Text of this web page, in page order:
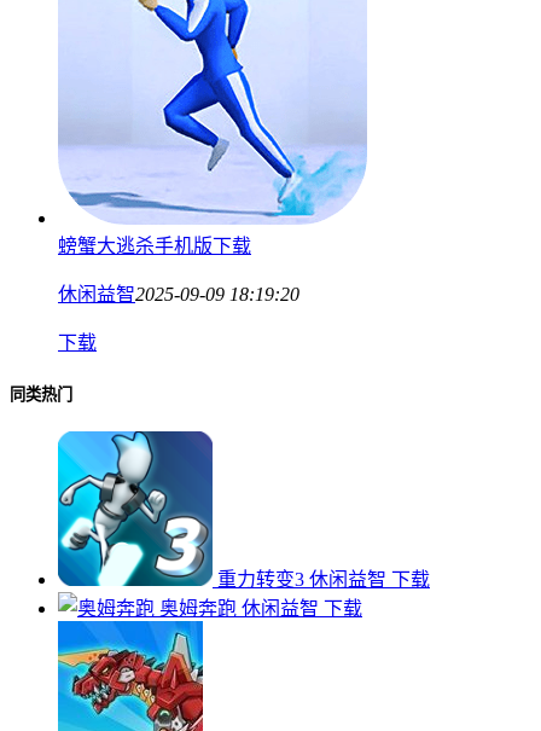
螃蟹大逃杀手机版下载
休闲益智2025-09-09 18:19:20
下载
同类热门
重力转变3 休闲益智 下载
奥姆奔跑 休闲益智 下载